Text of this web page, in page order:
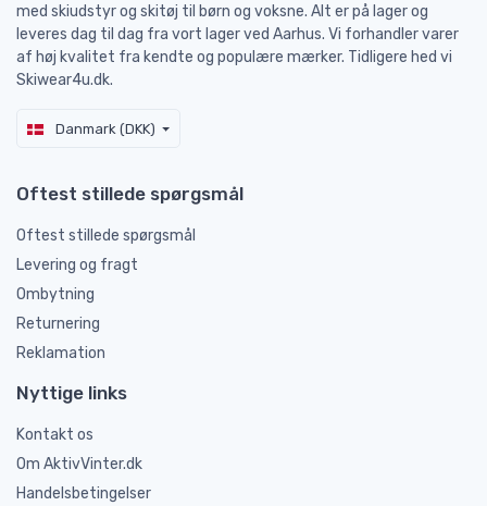
med skiudstyr og skitøj til børn og voksne. Alt er på lager og
leveres dag til dag fra vort lager ved Aarhus. Vi forhandler varer
af høj kvalitet fra kendte og populære mærker. Tidligere hed vi
Skiwear4u.dk.
Danmark (DKK)
Oftest stillede spørgsmål
Oftest stillede spørgsmål
Levering og fragt
Ombytning
Returnering
Reklamation
Nyttige links
Kontakt os
Om AktivVinter.dk
Handelsbetingelser